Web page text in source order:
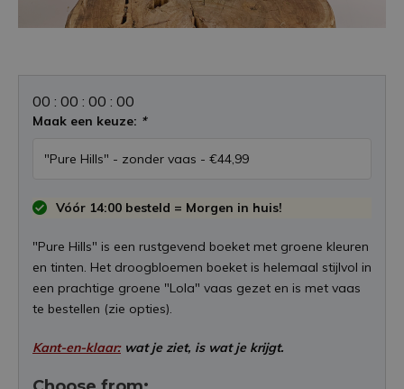
00 : 00 : 00 : 00
Maak een keuze: *
Vóór 14:00 besteld = Morgen in huis!
"Pure Hills" is een rustgevend boeket met groene kleuren
en tinten. Het droogbloemen boeket is helemaal stijlvol in
een prachtige groene "Lola" vaas gezet en is met vaas
te bestellen (zie opties).
Kant-en-klaar:wat je ziet, is wat je krijgt.